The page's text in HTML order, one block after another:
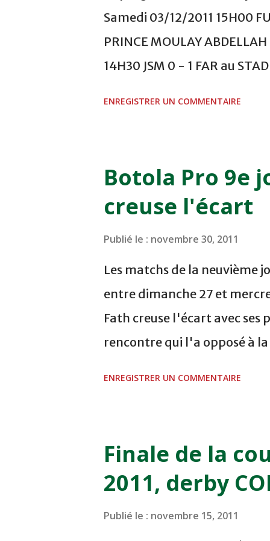
Samedi 03/12/2011 15H00
PRINCE MOULAY
14H30 JSM 0 - 1 FAR au
COMPLEXE SPORTIF DE
finale de la coupe de la CAF
VCASABLANCA
ENREGISTRER UN COMMENTAIRE
Botola Pro 9e
creuse l'écart
Publié le : novembre 30, 2011
Les matchs de la neuvième
entre dimanche 27 et
Fath creuse l'écart avec ses
rencontre qui l'a opposé à
la dernière minute du
Mourad Benchrifa. Son
à domicile face à l'OCK sur
ENREGISTRER UN COMMENTAIRE
Finale de la
2011, derby
Publié le : novembre 15, 2011